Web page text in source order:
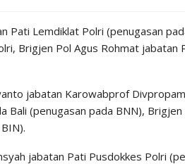
Pati Lemdiklat Polri (penugasan
Brigjen Pol Agus Rohmat jabatan
jabatan Karowabprof
Bali (penugasan pada BNN),
jabatan Pati Pusdokkes Polri